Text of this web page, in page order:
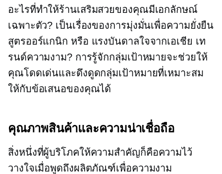
อะไรที่ทำให้ร้านเสริมสวยของคุณมีเอกลักษณ์
เฉพาะตัว? เป็นเรื่องของการมุ่งมั่นเพื่อความยั่งยืน
สูตรออร์แกนิก หรือ แรงบันดาลใจจากเอเชีย เท
รนด์ความงาม? การรู้จักกลุ่มเป้าหมายจะช่วยให้
คุณโดดเด่นและดึงดูดกลุ่มเป้าหมายที่เหมาะสม
ให้กับข้อเสนอของคุณได้
คุณภาพสินค้าและความน่าเชื่อถือ
สิ่งหนึ่งที่ผู้บริโภคให้ความสำคัญก็คือความไว้
วางใจเมื่อพูดถึงผลิตภัณฑ์เพื่อความงาม